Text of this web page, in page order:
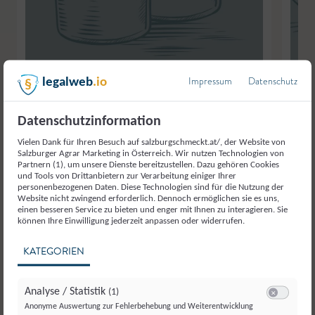
Rohmilch
legalweb.io Impressum Datenschutz
Datenschutzinformation
Vielen Dank für Ihren Besuch auf salzburgschmeckt.at/, der Website von
Salzburger Agrar Marketing in Österreich. Wir nutzen Technologien von
Partnern (1), um unsere Dienste bereitzustellen. Dazu gehören Cookies
und Tools von Drittanbietern zur Verarbeitung einiger Ihrer
personenbezogenen Daten. Diese Technologien sind für die Nutzung der
Website nicht zwingend erforderlich. Dennoch ermöglichen sie es uns,
einen besseren Service zu bieten und enger mit Ihnen zu interagieren. Sie
können Ihre Einwilligung jederzeit anpassen oder widerrufen.
KATEGORIEN
Analyse / Statistik (1)
Anonyme Auswertung zur Fehlerbehebung und Weiterentwicklung